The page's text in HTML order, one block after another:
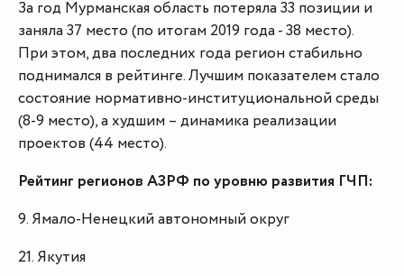
За год Мурманская область потеряла 33 позиции и
заняла 37 место (по итогам 2019 года - 38 место).
При этом, два последних года регион стабильно
поднимался в рейтинге. Лучшим показателем стало
состояние нормативно-институциональной среды
(8-9 место), а худшим – динамика реализации
проектов (44 место).
Рейтинг регионов АЗРФ по уровню развития ГЧП:
9. Ямало-Ненецкий автономный округ
21. Якутия